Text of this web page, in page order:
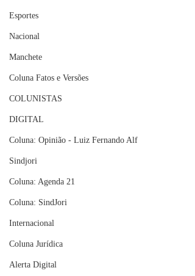
Esportes
Nacional
Manchete
Coluna Fatos e Versões
COLUNISTAS
DIGITAL
Coluna: Opinião - Luiz Fernando Alf
Sindjori
Coluna: Agenda 21
Coluna: SindJori
Internacional
Coluna Jurídica
Alerta Digital